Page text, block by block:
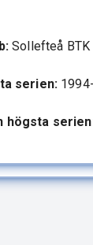
Sollefteå BTK
serien:
högsta